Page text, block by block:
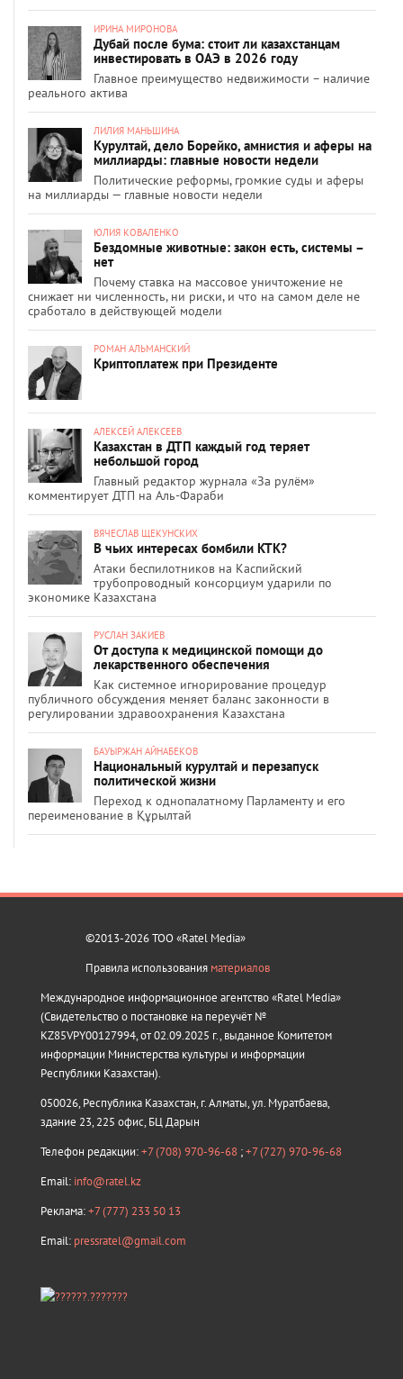
ИРИНА МИРОНОВА
Дубай после бума: стоит ли казахстанцам
инвестировать в ОАЭ в 2026 году
Главное преимущество недвижимости – наличие
реального актива
ЛИЛИЯ МАНЬШИНА
Курултай, дело Борейко, амнистия и аферы на
миллиарды: главные новости недели
Политические реформы, громкие суды и аферы
на миллиарды — главные новости недели
ЮЛИЯ КОВАЛЕНКО
Бездомные животные: закон есть, системы –
нет
Почему ставка на массовое уничтожение не
снижает ни численность, ни риски, и что на самом деле не
сработало в действующей модели
РОМАН АЛЬМАНСКИЙ
Криптоплатеж при Президенте
АЛЕКСЕЙ АЛЕКСЕЕВ
Казахстан в ДТП каждый год теряет
небольшой город
Главный редактор журнала «За рулём»
комментирует ДТП на Аль-Фараби
ВЯЧЕСЛАВ ЩЕКУНСКИХ
В чьих интересах бомбили КТК?
Атаки беспилотников на Каспийский
трубопроводный консорциум ударили по
экономике Казахстана
РУСЛАН ЗАКИЕВ
От доступа к медицинской помощи до
лекарственного обеспечения
Как системное игнорирование процедур
публичного обсуждения меняет баланс законности в
регулировании здравоохранения Казахстана
БАУЫРЖАН АЙНАБЕКОВ
Национальный курултай и перезапуск
политической жизни
Переход к однопалатному Парламенту и его
переименование в Құрылтай
©2013-2026 ТОО «Ratel Media»
Правила использования материалов
Международное информационное агентство «Ratel Media»
(Свидетельство о постановке на переучёт №
KZ85VPY00127994, от 02.09.2025 г., выданное Комитетом
информации Министерства культуры и информации
Республики Казахстан).
050026, Республика Казахстан, г. Алматы, ул. Муратбаева,
здание 23, 225 офис, БЦ Дарын
Телефон редакции:+7 (708) 970-96-68 ;+7 (727) 970-96-68
Email: info@ratel.kz
Реклама:+7 (777) 233 50 13
Email: pressratel@gmail.com